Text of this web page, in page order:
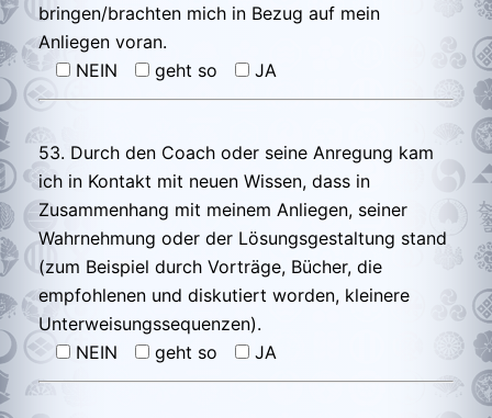
bringen/brachten mich in Bezug auf mein
Anliegen voran.
NEIN
geht so JA
53. Durch den Coach oder seine Anregung kam
ich in Kontakt mit neuen Wissen, dass in
Zusammenhang mit meinem Anliegen, seiner
Wahrnehmung oder der Lösungsgestaltung stand
(zum Beispiel durch Vorträge, Bücher, die
empfohlenen und diskutiert worden, kleinere
Unterweisungssequenzen).
NEIN
geht so JA